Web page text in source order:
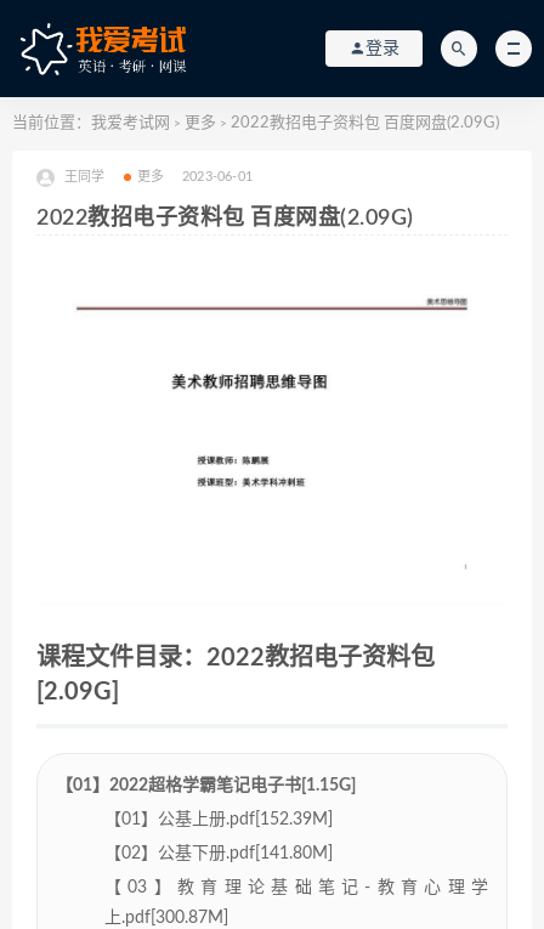
登录
当前位置： 我爱考试网 > 更多 > 2022教招电子资料包 百度网盘(2.09G)
王同学 更多 2023-06-01
2022教招电子资料包 百度网盘(2.09G)
课程文件目录：2022教招电子资料包
[2.09G]
【01】2022超格学霸笔记电子书[1.15G]
【01】公基上册.pdf[152.39M]
【02】公基下册.pdf[141.80M]
【03】教育理论基础笔记-教育心理学
上.pdf[300.87M]